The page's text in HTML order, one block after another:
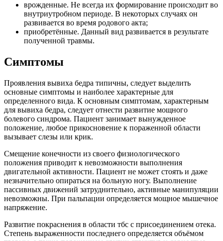
врожденные. Не всегда их формирование происходит во
внутриутробном периоде. В некоторых случаях он
развивается во время родового акта;
приобретённые. Данный вид развивается в результате
полученной травмы.
Симптомы
Проявления вывиха бедра типичны, следует выделить
основные симптомы и наиболее характерные для
определенного вида. К основным симптомам, характерным
для вывиха бедра, следует отнести развитие мощного
болевого синдрома. Пациент занимает вынужденное
положение, любое прикосновение к пораженной области
вызывает слезы или крик.
Смещение конечности из своего физиологического
положения приводит к невозможности выполнения
двигательной активности. Пациент не может стоять и даже
незначительно опираться на больную ногу. Выполнение
пассивных движений затруднительно, активные манипуляции
невозможны. При пальпации определяется мощное мышечное
напряжение.
Развитие покраснения в области тбс с присоединением отека.
Степень выраженности последнего определяется объёмом